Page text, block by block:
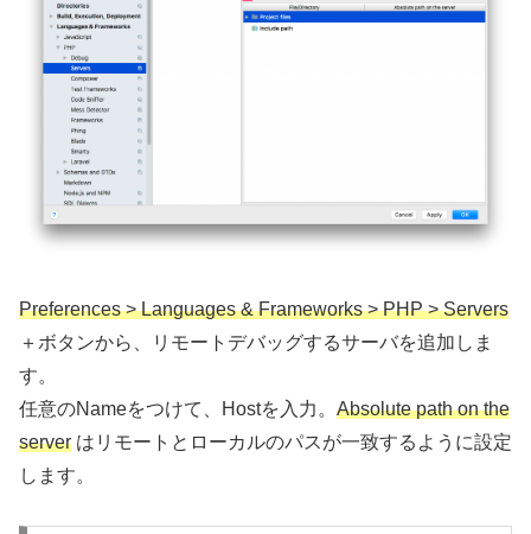
Preferences > Languages & Frameworks > PHP > Servers
＋ボタンから、リモートデバッグするサーバを追加しま
す。
任意のNameをつけて、Hostを入力。 Absolute path on the
server はリモートとローカルのパスが一致するように設定
します。